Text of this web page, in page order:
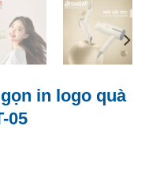
in logo quà
05